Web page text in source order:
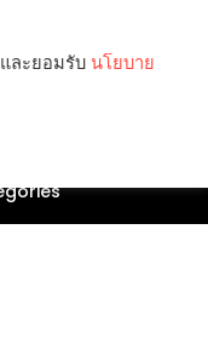
ละยอมรับ นโยบาย